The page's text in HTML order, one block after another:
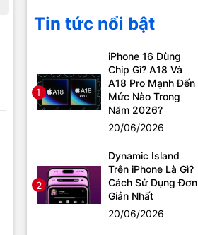
Tin tức nổi bật
1
iPhone 16 Dùng
Chip Gì? A18 Và
A18 Pro Mạnh Đến
Mức Nào Trong
Năm 2026?
20/06/2026
2
Dynamic Island
Trên iPhone Là Gì?
Cách Sử Dụng Đơn
Giản Nhất
20/06/2026